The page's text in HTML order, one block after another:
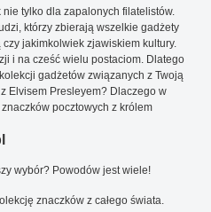
nie tylko dla zapalonych filatelistów.
którzy zbierają wszelkie gadżety
jakimkolwiek zjawiskiem kultury.
i na cześć wielu postaciom. Dlatego
gadżetów związanych z Twoją
Elvisem Presleyem? Dlaczego w
pocztowych z królem
wybór? Powodów jest wiele!
znaczków z całego świata.